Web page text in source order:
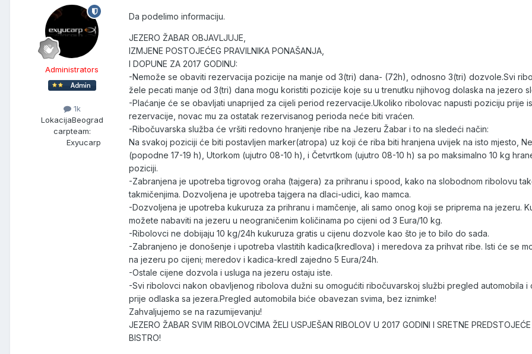
Administrators
1k
LokacijaBeograd
carpteam:
Exyucarp
Da podelimo informaciju.
JEZERO ŽABAR OBJAVLJUJE,
IZMJENE POSTOJEĆEG PRAVILNIKA PONAŠANJA,
I DOPUNE ZA 2017 GODINU:
-Nemože se obaviti rezervacija pozicije na manje od 3(tri) dana- (72h), odnosno 3(tri) dozvole.Svi
žele pecati manje od 3(tri) dana mogu koristiti pozicije koje su u trenutku njihovog dolaska na jezero
-Plaćanje će se obavljati unaprijed za cijeli period rezervacije.Ukoliko ribolovac napusti poziciju prije
rezervacije, novac mu za ostatak rezervisanog perioda neće biti vraćen.
-Ribočuvarska služba će vršiti redovno hranjenje ribe na Jezeru Žabar i to na sledeći način:
Na svakoj poziciji će biti postavljen marker(atropa) uz koji će riba biti hranjena uvijek na isto mjesto,
(popodne 17-19 h), Utorkom (ujutro 08-10 h), i Četvrtkom (ujutro 08-10 h) sa po maksimalno 10 kg
poziciji.
-Zabranjena je upotreba tigrovog oraha (tajgera) za prihranu i spood, kako na slobodnom ribolovu
takmičenjima. Dozvoljena je upotreba tajgera na dlaci-udici, kao mamca.
-Dozvoljena je upotreba kukuruza za prihranu i mamčenje, ali samo onog koji se priprema na jezeru.
možete nabaviti na jezeru u neograničenim količinama po cijeni od 3 Eura/10 kg.
-Ribolovci ne dobijaju 10 kg/24h kukuruza gratis u cijenu dozvole kao što je to bilo do sada.
-Zabranjeno je donošenje i upotreba vlastitih kadica(kredlova) i meredova za prihvat ribe. Isti će se
na jezeru po cijeni; meredov i kadica-kredl zajedno 5 Eura/24h.
-Ostale cijene dozvola i usluga na jezeru ostaju iste.
-Svi ribolovci nakon obavljenog ribolova dužni su omogućiti ribočuvarskoj službi pregled automobila i
prije odlaska sa jezera.Pregled automobila biće obavezan svima, bez iznimke!
Zahvaljujemo se na razumijevanju!
JEZERO ŽABAR SVIM RIBOLOVCIMA ŽELI USPJEŠAN RIBOLOV U 2017 GODINI I SRETNE PREDSTOJEĆE
BISTRO!